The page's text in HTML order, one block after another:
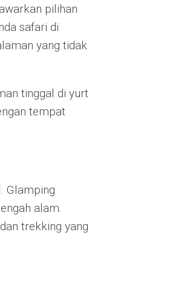
pilihan
safari di
yang tidak
tinggal di yurt
tempat
Glamping
alam.
trekking yang